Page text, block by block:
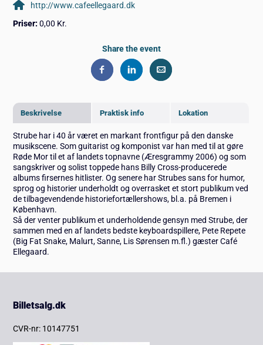
Beskrivelse Praktisk info Lokation
Strube har i 40 år været en markant frontfigur på den danske
musikscene. Som guitarist og komponist var han med til at gøre
Røde Mor til et af landets topnavne (Æresgrammy 2006) og som
sangskriver og solist toppede hans Billy Cross-producerede
albums firsernes hitlister. Og senere har Strubes sans for humor,
sprog og historier underholdt og overrasket et stort publikum ved
de tilbagevendende historiefortællershows, bl.a. på Bremen i
København.
Så der venter publikum et underholdende gensyn med Strube, der
sammen med en af landets bedste keyboardspillere, Pete Repete
(Big Fat Snake, Malurt, Sanne, Lis Sørensen m.fl.) gæster Café
Ellegaard.
http://www.cafeellegaard.dk
Priser: 0,00 Kr.
Share the event
Billetsalg.dk
CVR-nr: 10147751